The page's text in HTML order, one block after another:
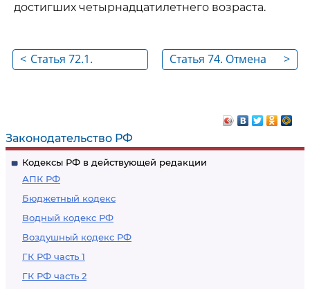
Законодательство РФ
Кодексы РФ в действующей редакции
АПК РФ
Бюджетный кодекс
Водный кодекс РФ
Воздушный кодекс РФ
ГК РФ часть 1
ГК РФ часть 2
достигших четырнадцатилетнего возраста.
< Статья 72.1.
наркоманией
>
Статья 74. Отмена
продление
испытательного
срока